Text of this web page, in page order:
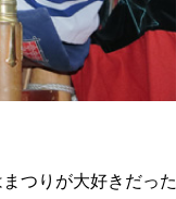
つりが大好きだった